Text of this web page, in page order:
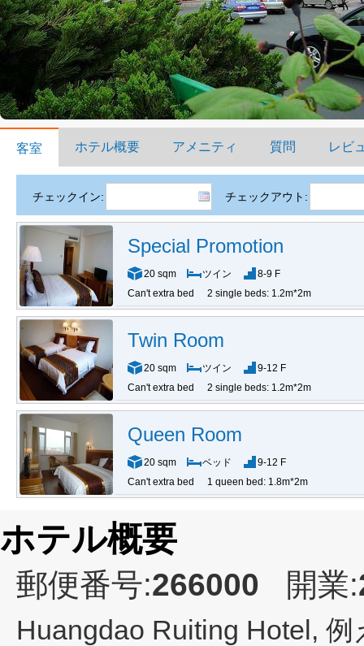
客室 ホテル概要 アメニティ 質問 レビ
チェックイン: チェックアウト:
Special Promotion
20 sqm ツイン
8-9 F
Can't extra bed
2 single beds: 1.2m*2m
Twin Room
20 sqm ツイン
9-12 F
Can't extra bed
2 single beds: 1.2m*2m
Queen Room
20 sqm ベッド
9-12 F
Can't extra bed
1 queen bed: 1.8m*2m
ホテル概要
郵便番号:266000 開業:
Huangdao Ruiting Hotel, 例